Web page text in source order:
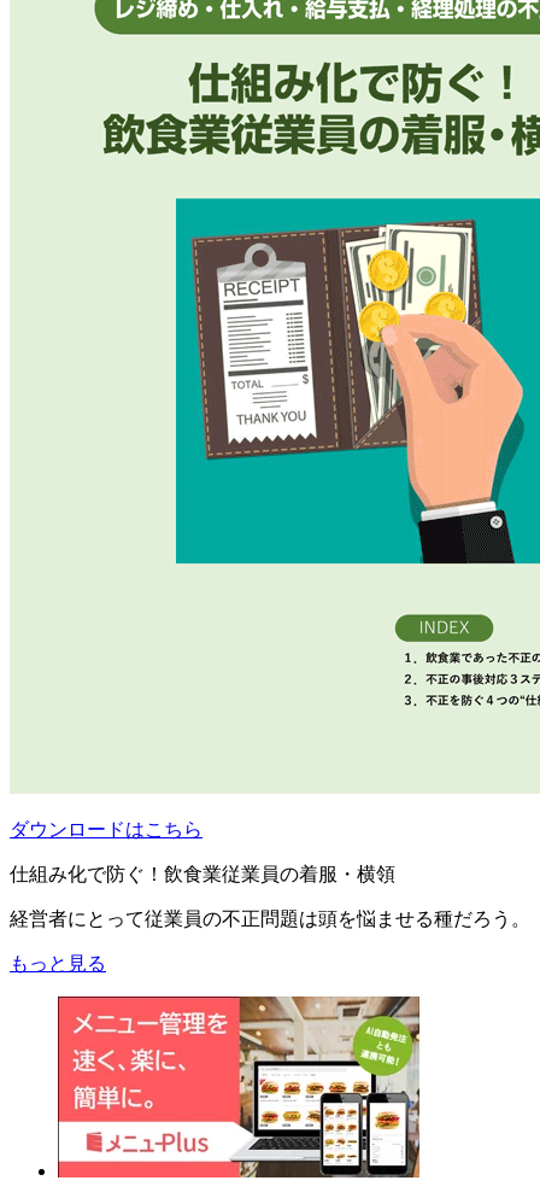
ダウンロードはこちら
仕組み化で防ぐ！飲食業従業員の着服・横領
経営者にとって従業員の不正問題は頭を悩ませる種だろう。
もっと見る